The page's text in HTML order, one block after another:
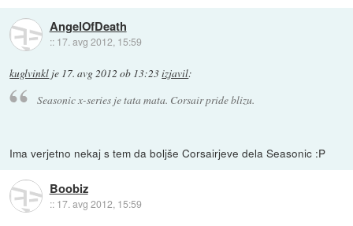
AngelOfDeath
:: 17. avg 2012, 15:59
kuglvinkl je 17. avg 2012 ob 13:23izjavil:
Seasonic x-series je tata mata. Corsair pride blizu.
Ima verjetno nekaj s tem da boljše Corsairjeve dela Seasonic :P
Boobiz
:: 17. avg 2012, 15:59